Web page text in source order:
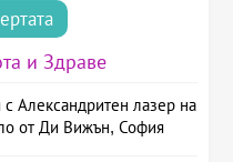
и Здраве
Александритен лазер на
от Ди Вижън, София